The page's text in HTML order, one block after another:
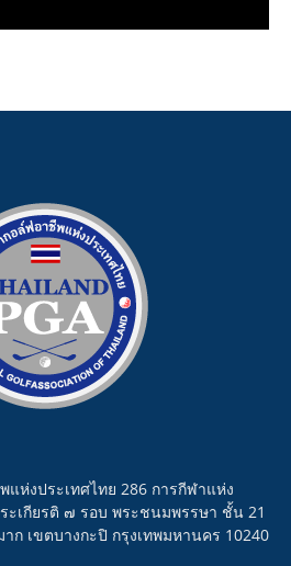
ห่งประเทศไทย 286 การกีฬาแห่ง
ะเกียรติ ๗ รอบ พระชนมพรรษา ชั้น 21
ก เขตบางกะปิ กรุงเทพมหานคร 10240